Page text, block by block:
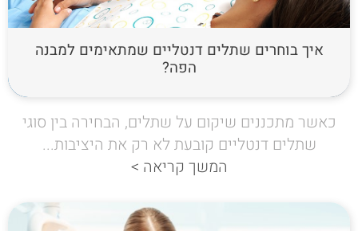
איך בוחרים שתלים דנטליים שמתאימים למבנה
הפה?
כאשר מתכננים שיקום על שתלים, הבחירה בין סוגי
שתלים דנטליים קובעת לא רק את היציבות...
המשך קריאה >